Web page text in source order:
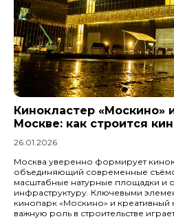
Кинокластер
Москве: как строится
26.01.2026
Москва уверенно формирует
объединяющий современные
масштабные натурные площадки и
инфраструктуру. Ключевыми
кинопарк «Москино» и
важную роль в строительстве